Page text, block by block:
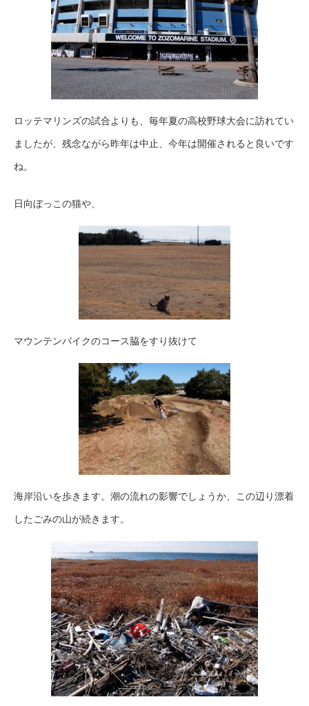
ロッテマリンズの試合よりも、毎年夏の高校野球大会に訪れてい
ましたが、残念ながら昨年は中止、今年は開催されると良いです
ね。
日向ぼっこの猫や、
マウンテンバイクのコース脇をすり抜けて
海岸沿いを歩きます。潮の流れの影響でしょうか、この辺り漂着
したごみの山が続きます。